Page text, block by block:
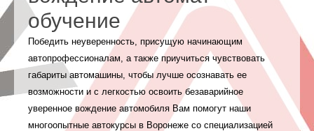
обучение
Победить неуверенность, присущую начинающим
автопрофессионалам, а также приучиться чувствовать
габариты автомашины, чтобы лучше осознавать ее
возможности и с легкостью освоить безаварийное
уверенное вождение автомобиля Вам помогут наши
многоопытные автокурсы в Воронеже со специализацией